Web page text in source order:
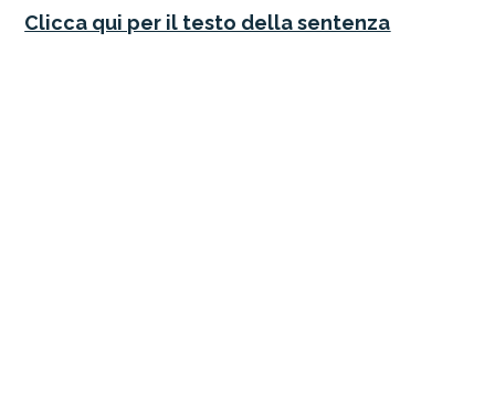
Clicca qui per il testo della sentenza